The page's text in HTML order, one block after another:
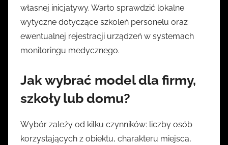
własnej inicjatywy. Warto sprawdzić lokalne
wytyczne dotyczące szkoleń personelu oraz
ewentualnej rejestracji urządzeń w systemach
monitoringu medycznego.
Jak wybrać model dla firmy,
szkoły lub domu?
Wybór zależy od kilku czynników: liczby osób
korzystających z obiektu, charakteru miejsca,